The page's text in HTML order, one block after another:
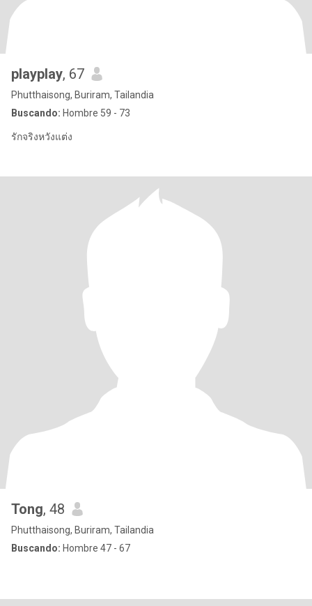
playplay, 67
Phutthaisong, Buriram, Tailandia
Buscando: Hombre 59 - 73
รักจริงหวังแต่ง
Tong, 48
Phutthaisong, Buriram, Tailandia
Buscando: Hombre 47 - 67